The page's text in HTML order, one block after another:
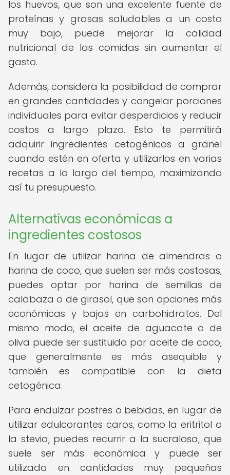
los huevos, que son una excelente fuente de
proteínas y grasas saludables a un costo
muy bajo, puede mejorar la calidad
nutricional de las comidas sin aumentar el
gasto.
Además, considera la posibilidad de comprar
en grandes cantidades y congelar porciones
individuales para evitar desperdicios y reducir
costos a largo plazo. Esto te permitirá
adquirir ingredientes cetogénicos a granel
cuando estén en oferta y utilizarlos en varias
recetas a lo largo del tiempo, maximizando
así tu presupuesto.
Alternativas económicas a
ingredientes costosos
En lugar de utilizar harina de almendras o
harina de coco, que suelen ser más costosas,
puedes optar por harina de semillas de
calabaza o de girasol, que son opciones más
económicas y bajas en carbohidratos. Del
mismo modo, el aceite de aguacate o de
oliva puede ser sustituido por aceite de coco,
que generalmente es más asequible y
también es compatible con la dieta
cetogénica.
Para endulzar postres o bebidas, en lugar de
utilizar edulcorantes caros, como la eritritol o
la stevia, puedes recurrir a la sucralosa, que
suele ser más económica y puede ser
utilizada en cantidades muy pequeñas